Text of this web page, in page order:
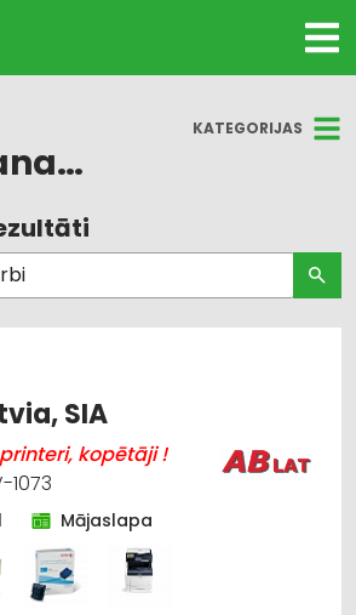
KATEGORIJAS
Pavairošanas darbi
SIA
kopētāji !
1073
Mājaslapa